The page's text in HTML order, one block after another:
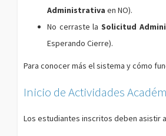
Administrativa en NO).
No cerraste laSolicitud
Esperando Cierre).
Para conocer más el sistema y cómo
Inicio de Actividades
Los estudiantes inscritos deben asistir